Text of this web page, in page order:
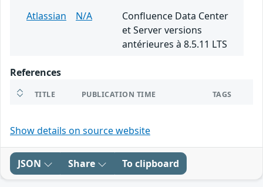
Atlassian
N/A
Confluence Data Center
et Server versions
antérieures à 8.5.11 LTS
References
TITLE PUBLICATION TIME TAGS
Show details on source website
JSON Share To clipboard